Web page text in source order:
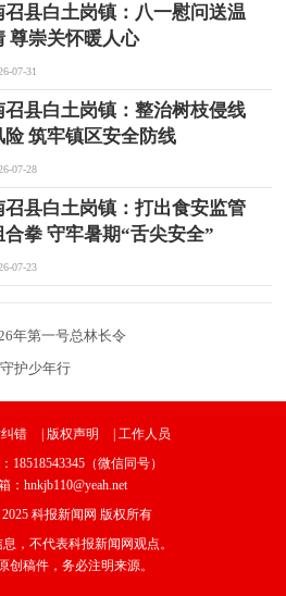
召县白土岗镇：八一慰问送温
尊崇关怀暖人心
07-31
召县白土岗镇：整治树枝侵线
险 筑牢镇区安全防线
07-28
召县白土岗镇：打出食安监管
合拳 守牢暑期“舌尖安全”
07-23
年第一号总林长令
护少年行
错 | 版权声明 | 工作人员
18518543345（微信同号）
：hnkjb110@yeah.net
科报新闻网 版权所有
，不代表科报新闻网观点。
创稿件，务必注明来源。